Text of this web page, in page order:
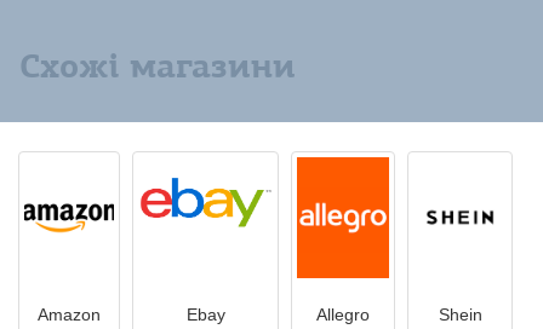
Схожі магазини
Amazon Ebay Allegro Shein